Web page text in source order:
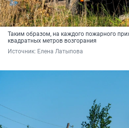
Таким образом, на каждого пожарного
квадратных метров возгорания
Источник: Елена Латыпова